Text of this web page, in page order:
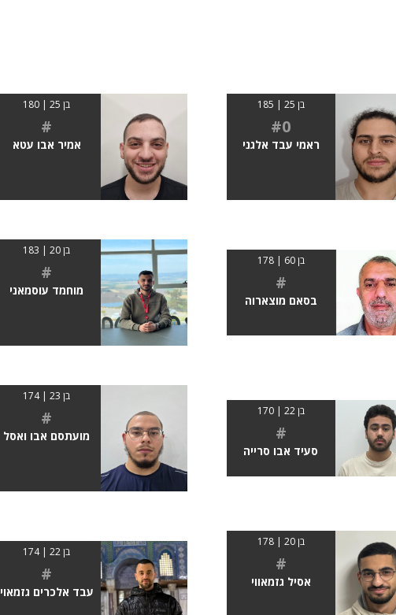
בן 25 | 185
#0
ראמי עבד אלגני
בן 25 | 180
#
אמיר אבו עטא
בן 60 | 178
#
בסאם מוצארוה
בן 20 | 183
#
מוחמד עוסמאני
בן 22 | 170
#
סעיד אבו סרייה
בן 23 | 174
#
מועתסם אבו ואסל
בן 20 | 178
#
אסיל גזמאווי
בן 22 | 174
#
עבד אלכרים גזמאוי